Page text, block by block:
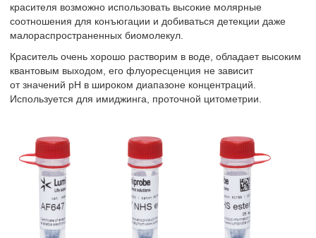
красителя возможно использовать высокие молярные
соотношения для конъюгации и добиваться детекции даже
малораспространенных биомолекул.
Краситель очень хорошо растворим в воде, обладает высоким
квантовым выходом, его флуоресценция не зависит
от значений pH в широком диапазоне концентраций.
Используется для имиджинга, проточной цитометрии.